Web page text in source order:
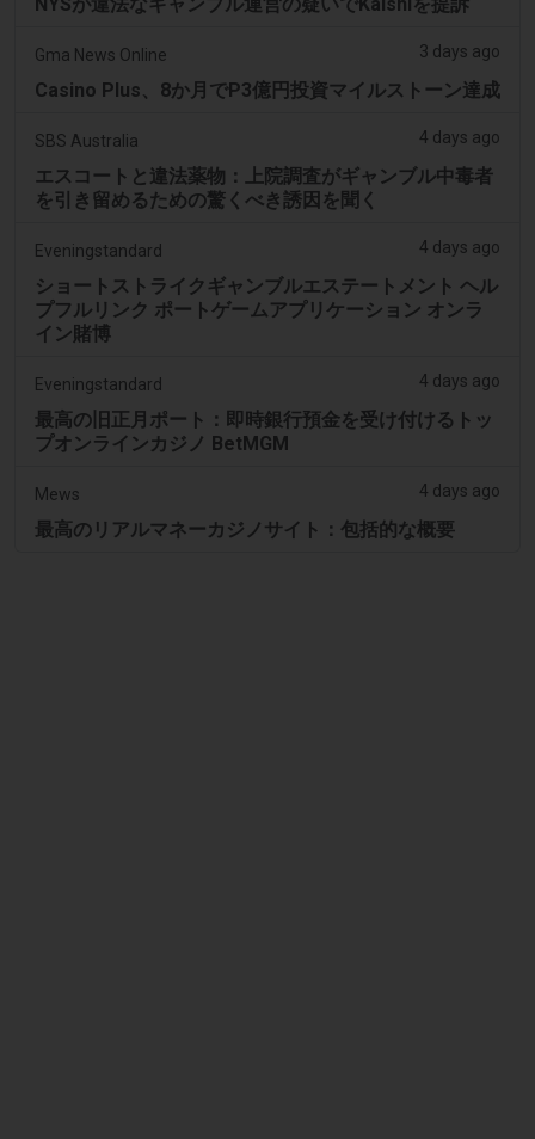
Gma News Online 3 days ago
Casino Plus、8か月でP3億円投資マイルストーン達成
SBS Australia 4 days ago
エスコートと違法薬物：上院調査がギャンブル中毒者
を引き留めるための驚くべき誘因を聞く
Eveningstandard 4 days ago
ショートストライクギャンブルエステートメント ヘル
プフルリンク ポートゲームアプリケーション オンラ
イン賭博
Eveningstandard 4 days ago
最高の旧正月ポート：即時銀行預金を受け付けるトッ
プオンラインカジノ BetMGM
Mews 4 days ago
最高のリアルマネーカジノサイト：包括的な概要